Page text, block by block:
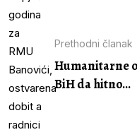
Prethodni članak
Humanitarne
BiH da hitno...